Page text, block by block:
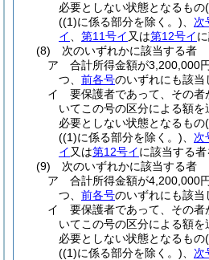
必要としない状態となるもの
((1)に係る部分を除く。) 次
イ
第11号イ 又は第12号イ
(8)
次のいずれかに該当する者
ア
合計所得金額が3,200,000
つ、 前各号のいずれにも該当
イ
要保護者であって、その
いてこの号の区分による額
必要としない状態となるもの
((1)に係る部分を除く。) 次
イ 又は第12号イに該当する
(9)
次のいずれかに該当する者
ア
合計所得金額が4,200,000
つ、 前各号のいずれにも該当
イ
要保護者であって、その
いてこの号の区分による額
必要としない状態となるもの
((1)に係る部分を除く。) 次